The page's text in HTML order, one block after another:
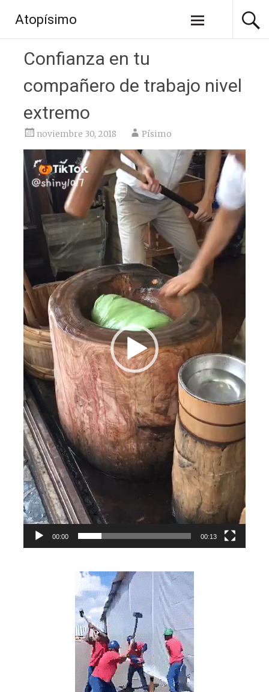
contenido
Atopísimo
Confianza en tu
compañero de trabajo nivel
extremo
noviembre 30, 2018 Písimo
Reproductor
de
vídeo
00:00 00:13